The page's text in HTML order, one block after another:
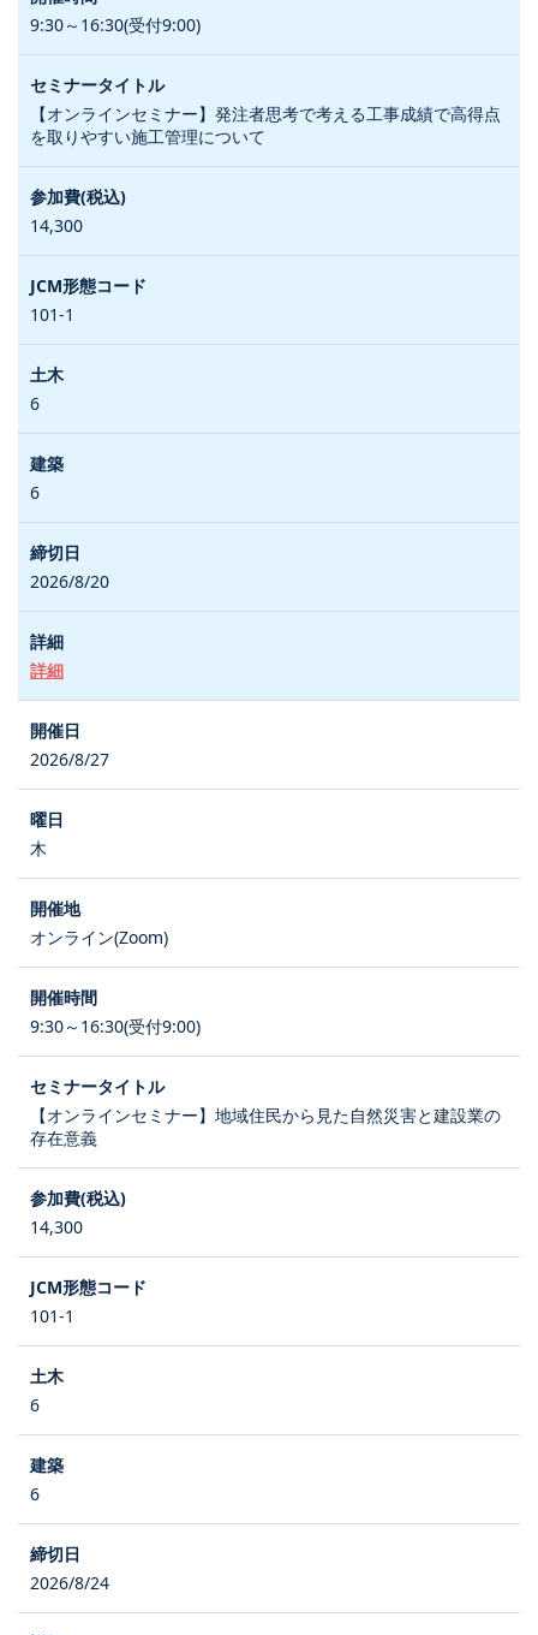
9:30～16:30(受付9:00)
【オンラインセミナー】発注者思考で考える工事成績で高得点
を取りやすい施工管理について
14,300
101-1
6
6
2026/8/20
詳細
2026/8/27
木
オンライン(Zoom)
9:30～16:30(受付9:00)
【オンラインセミナー】地域住民から見た自然災害と建設業の
存在意義
14,300
101-1
6
6
2026/8/24